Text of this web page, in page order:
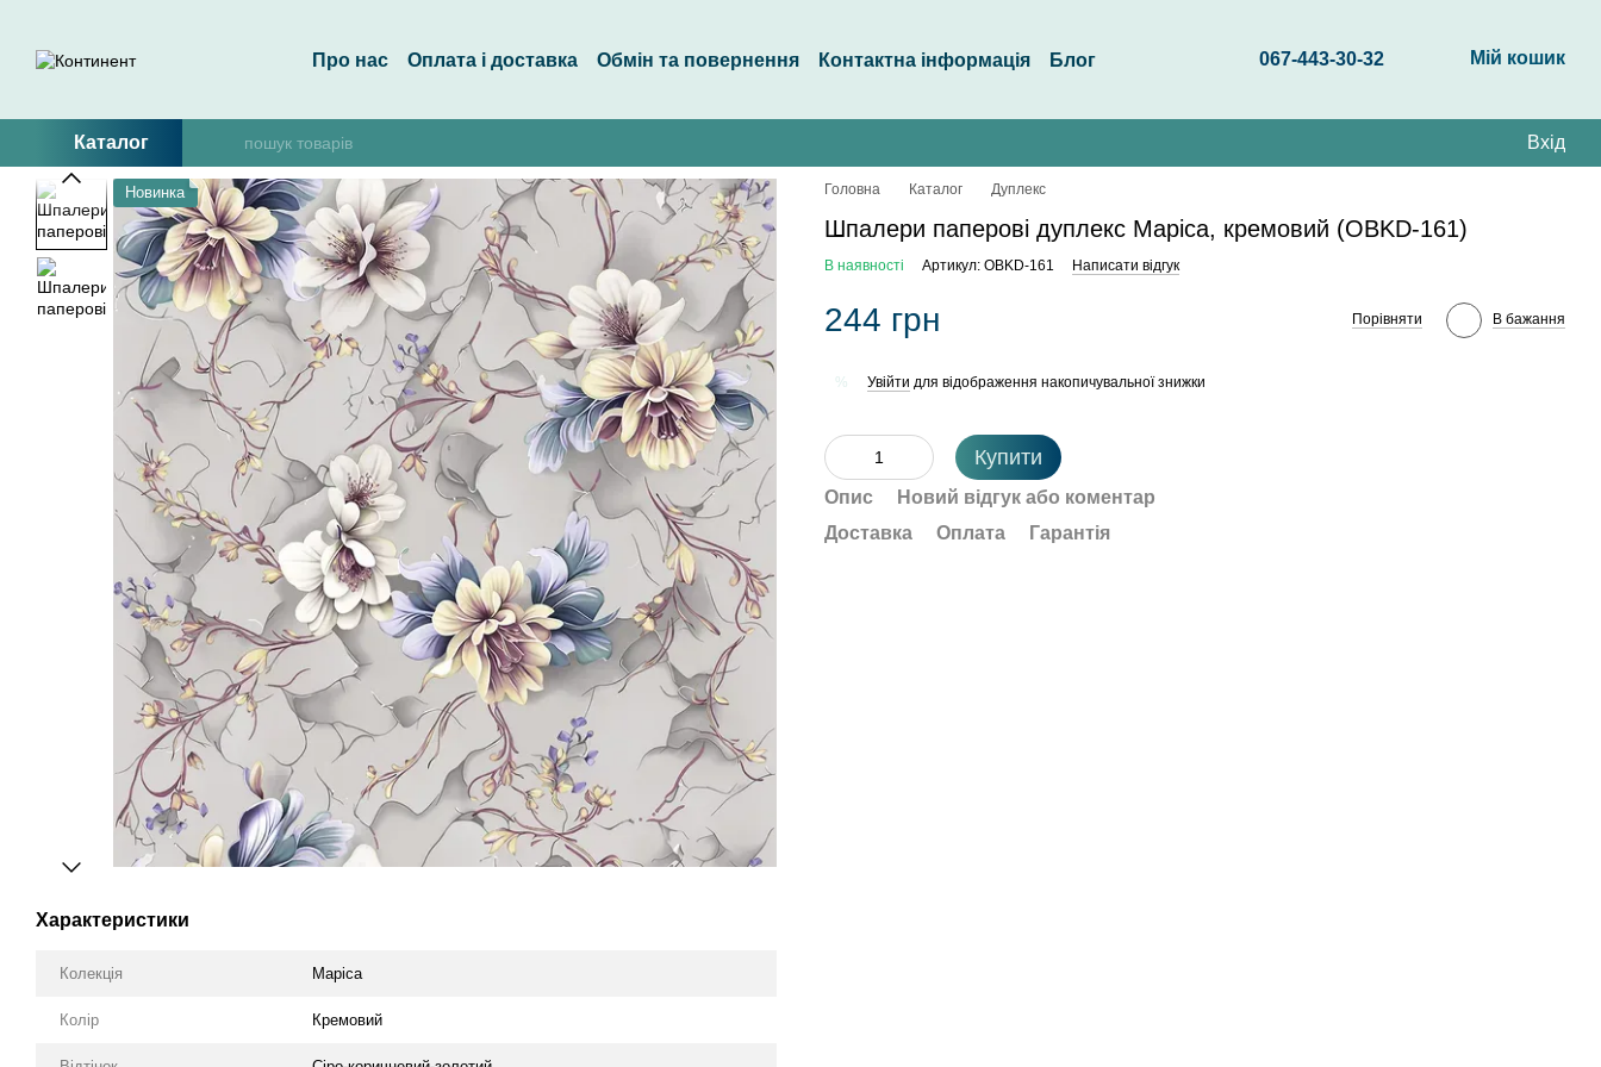
Про нас Оплата і доставка Обмін та повернення Контактна інформація Блог 067-443-30-32 Мій кошик
Каталог Вхід
Новинка
Характеристики
Колекція Маріса
Колір Кремовий
Головна Каталог Дуплекс
Шпалери паперові дуплекс Маріса, кремовий (OBKD-161)
В наявності Артикул: OBKD-161 Написати відгук
244 грн Порівняти В бажання
% Увійти для відображення накопичувальної знижки
Купити
Опис
Новий відгук або коментар
Доставка
Оплата Гарантія